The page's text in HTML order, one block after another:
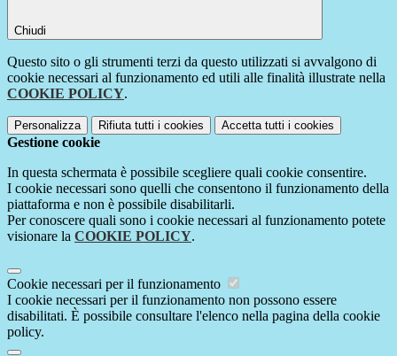
Chiudi
Questo sito o gli strumenti terzi da questo utilizzati si avvalgono di
cookie necessari al funzionamento ed utili alle finalità illustrate nella
COOKIE POLICY.
Personalizza Rifiuta tutti i cookies Accetta tutti i cookies
Gestione cookie
In questa schermata è possibile scegliere quali cookie consentire.
I cookie necessari sono quelli che consentono il funzionamento della
piattaforma e non è possibile disabilitarli.
Per conoscere quali sono i cookie necessari al funzionamento potete
visionare la COOKIE POLICY.
Cookie necessari per il funzionamento
I cookie necessari per il funzionamento non possono essere
disabilitati. È possibile consultare l'elenco nella pagina della cookie
policy.